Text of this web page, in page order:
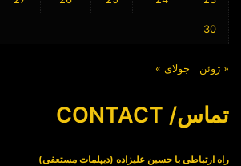
30
« ژوئن جولای »
تماس/ CONTACT
راه ارتباطی با حسین علیزاده (دیپلمات مستعفی)